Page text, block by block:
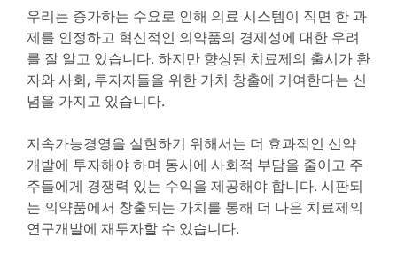
우리는 증가하는 수요로 인해 의료 시스템이 직면 한 과
제를 인정하고 혁신적인 의약품의 경제성에 대한 우려
를 잘 알고 있습니다. 하지만 향상된 치료제의 출시가 환
자와 사회, 투자자들을 위한 가치 창출에 기여한다는 신
념을 가지고 있습니다.
지속가능경영을 실현하기 위해서는 더 효과적인 신약
개발에 투자해야 하며 동시에 사회적 부담을 줄이고 주
주들에게 경쟁력 있는 수익을 제공해야 합니다. 시판되
는 의약품에서 창출되는 가치를 통해 더 나은 치료제의
연구개발에 재투자할 수 있습니다.